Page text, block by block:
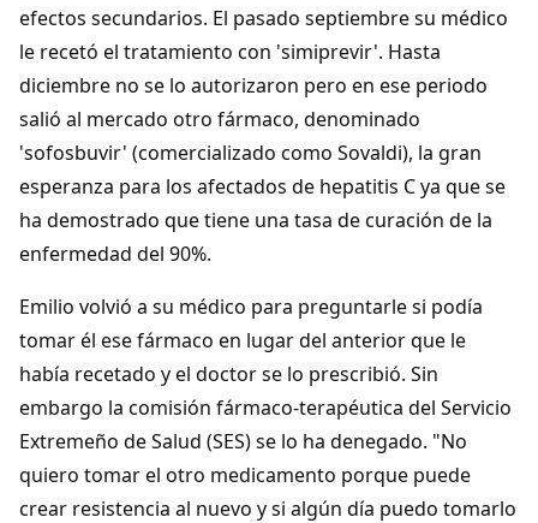
Foros
Idiosincrasia
Diccionario
Traductor
Cancionero Local
Apodos
Peñas
efectos secundarios. El pasado septiembre su médico
le recetó el tratamiento con 'simiprevir'. Hasta
diciembre no se lo autorizaron pero en ese periodo
salió al mercado otro fármaco, denominado
'sofosbuvir' (comercializado como Sovaldi), la gran
esperanza para los afectados de hepatitis C ya que se
ha demostrado que tiene una tasa de curación de la
enfermedad del 90%.
Emilio volvió a su médico para preguntarle si podía
tomar él ese fármaco en lugar del anterior que le
había recetado y el doctor se lo prescribió. Sin
embargo la comisión fármaco-terapéutica del Servicio
Extremeño de Salud (SES) se lo ha denegado. "No
quiero tomar el otro medicamento porque puede
crear resistencia al nuevo y si algún día puedo tomarlo